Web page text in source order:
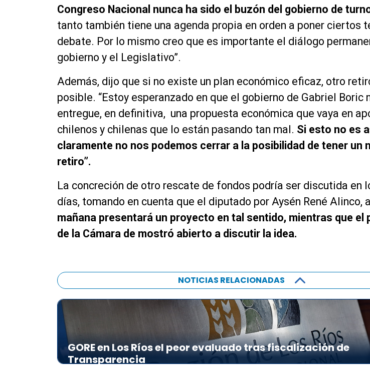
Congreso Nacional nunca ha sido el buzón del gobierno de
tanto también tiene una agenda propia en orden a poner ciertos
debate. Por lo mismo creo que es importante el diálogo
gobierno y el Legislativo”.
Además, dijo que si no existe un plan económico eficaz, otro
posible. “Estoy esperanzado en que el gobierno de Gabriel Boric
entregue, en definitiva, una propuesta económica que vaya en
chilenos y chilenas que lo están pasando tan mal. Si esto no es
claramente no nos podemos cerrar a la posibilidad de tener un
retiro”.
La concreción de otro rescate de fondos podría ser discutida en
días, tomando en cuenta que el diputado por Aysén René Alinco,
mañana presentará un proyecto en tal sentido, mientras que el
de la Cámara de mostró abierto a discutir la idea.
NOTICIAS RELACIONADAS
GORE en Los Ríos el peor evaluado tras fiscalización de
Transparencia